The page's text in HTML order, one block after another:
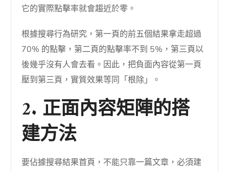
它的實際點擊率就會趨近於零。
根據搜尋行為研究，第一頁的前五個結果拿走超過
70% 的點擊，第二頁的點擊率不到 5%，第三頁以
後幾乎沒有人會去看。因此，把負面內容從第一頁
壓到第三頁，實質效果等同「根除」。
2. 正面內容矩陣的搭
建方法
要佔據搜尋結果首頁，不能只靠一篇文章，必須建